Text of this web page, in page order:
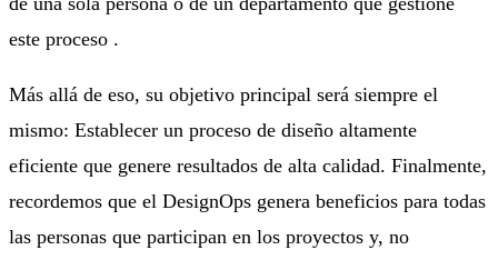
este proceso .
Más allá de eso, su objetivo principal será siempre el
mismo: Establecer un proceso de diseño altamente
eficiente que genere resultados de alta calidad. Finalmente,
recordemos que el DesignOps genera beneficios para todas
las personas que participan en los proyectos y, no